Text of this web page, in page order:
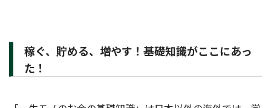
稼ぐ、貯める、増やす！基礎知識がここにあっ
た！